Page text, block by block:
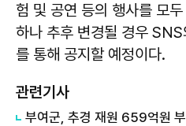
험 및 공연 등의 행사를 모
하나 추후 변경될 경우 SNS
를 통해 공지할 예정이다.
관련기사
부여군, 추경 재원 659억원